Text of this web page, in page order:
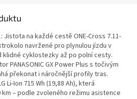
Jistota na každé cestě ONE-Cross 7.11-
navržené pro plynulou jízdu v
cyklostezky až po polní cesty.
PANASONIC GX Power Plus s točivým
překonat i náročnější profily tras.
Li-Ion 715 Wh (19,88 Ah), která
– podle zvoleného režimu asistence